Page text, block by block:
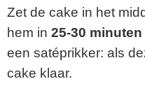
Zet de cake in het
hem in 25-30 minuten
een satéprikker: als
cake klaar.